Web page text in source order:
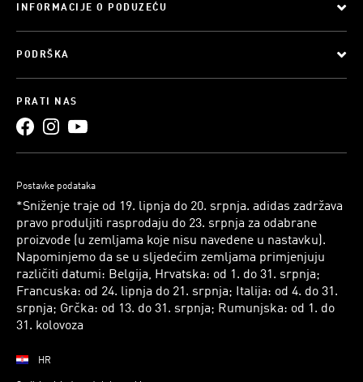
INFORMACIJE O PODUZEĆU
PODRŠKA
PRATI NAS
Postavke podataka
*Sniženje traje od 19. lipnja do 20. srpnja. adidas zadržava
pravo produljiti rasprodaju do 23. srpnja za odabrane
proizvode (u zemljama koje nisu navedene u nastavku).
Napominjemo da se u sljedećim zemljama primjenjuju
različiti datumi: Belgija, Hrvatska: od 1. do 31. srpnja;
Francuska: od 24. lipnja do 21. srpnja; Italija: od 4. do 31.
srpnja; Grčka: od 13. do 31. srpnja; Rumunjska: od 1. do
31. kolovoza
HR